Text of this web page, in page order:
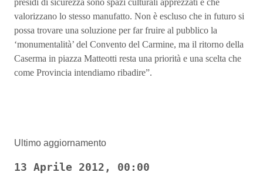
presidi di sicurezza sono spazi culturali apprezzati e che
valorizzano lo stesso manufatto. Non è escluso che in futuro si
possa trovare una soluzione per far fruire al pubblico la
‘monumentalità’ del Convento del Carmine, ma il ritorno della
Caserma in piazza Matteotti resta una priorità e una scelta che
come Provincia intendiamo ribadire”.
Ultimo aggiornamento
13 Aprile 2012, 00:00